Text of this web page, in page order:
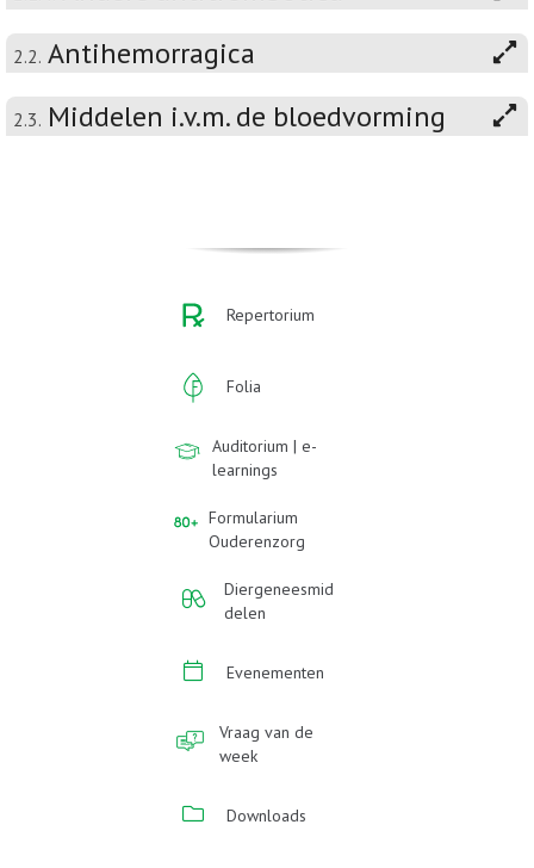
2.2. Antihemorragica
2.3. Middelen i.v.m. de bloedvorming
Repertorium
Folia
Auditorium | e-
learnings
Formularium
Ouderenzorg
Diergeneesmid
delen
Evenementen
Vraag van de
week
Downloads